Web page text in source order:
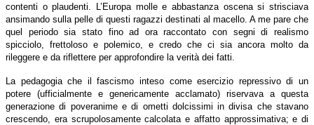
contenti o plaudenti. L’Europa molle e abbastanza oscena si strisciava
ansimando sulla pelle di questi ragazzi destinati al macello. A me pare che
quel periodo sia stato fino ad ora raccontato con segni di realismo
spicciolo, frettoloso e polemico, e credo che ci sia ancora molto da
rileggere e da riflettere per approfondire la verità dei fatti.
La pedagogia che il fascismo inteso come esercizio repressivo di un
potere (ufficialmente e genericamente acclamato) riservava a questa
generazione di poveranime e di ometti dolcissimi in divisa che stavano
crescendo, era scrupolosamente calcolata e affatto approssimativa; e di